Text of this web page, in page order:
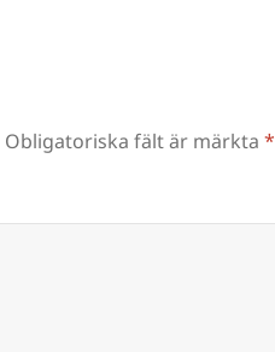
Obligatoriska fält är märkta*